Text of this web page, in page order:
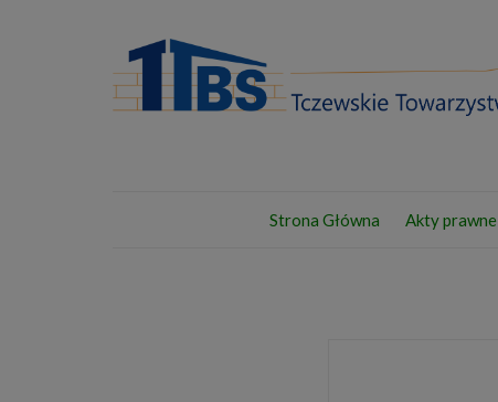
Strona Główna Akty prawne